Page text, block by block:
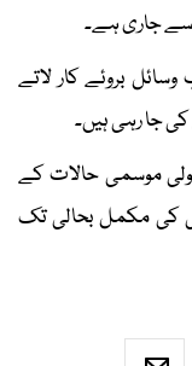
سے جاری ہے۔
بروئے کار لاتے
جا رہی ہیں۔
موسمی حالات کے
کی مکمل بحالی تک